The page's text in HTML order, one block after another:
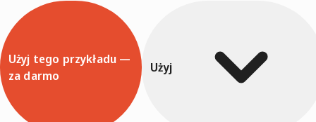
Użyj tego przykładu —
za darmo
Użyj